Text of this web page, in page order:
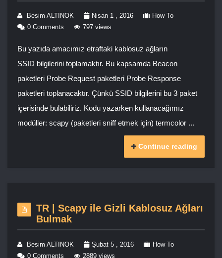
Besim ALTINOK Nisan 1 , 2016
How To
0 Comments
797 views
Bu yazıda amacımız etraftaki kablosuz ağların
SSID bilgilerini toplamaktır. Bu kapsamda Beacon
paketleri Probe Request paketleri Probe Response
paketleri toplanacaktır. Çünkü SSID bilgilerini bu 3 paket
içerisinde bulabiliriz. Kodu yazarken kullanacağımız
modüller: scapy (paketleri sniff etmek için) termcolor ...
Continue reading
TR | Scapy ile Gizli Kablosuz Ağları
Bulmak
Besim ALTINOK Şubat 5 , 2016
How To
0 Comments
2889 views